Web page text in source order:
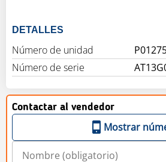
DETALLES
Número de unidad
Número de serie
Contactar al vendedor
Mostrar